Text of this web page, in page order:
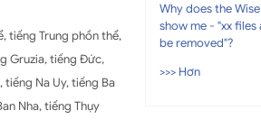
tiếng Trung phồn thể,
Gruzia, tiếng Đức,
Na Uy, tiếng Ba
Nha, tiếng Thụy
Why does the
show me - "xx
be removed"?
>>> Hơn